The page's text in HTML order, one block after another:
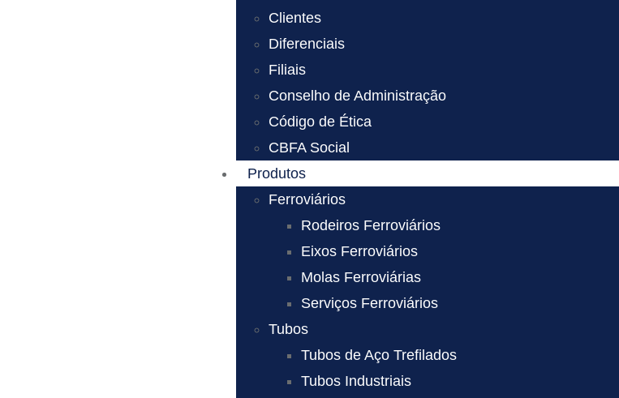
Clientes
Diferenciais
Filiais
Conselho de Administração
Código de Ética
CBFA Social
Produtos
Ferroviários
Rodeiros Ferroviários
Eixos Ferroviários
Molas Ferroviárias
Serviços Ferroviários
Tubos
Tubos de Aço Trefilados
Tubos Industriais